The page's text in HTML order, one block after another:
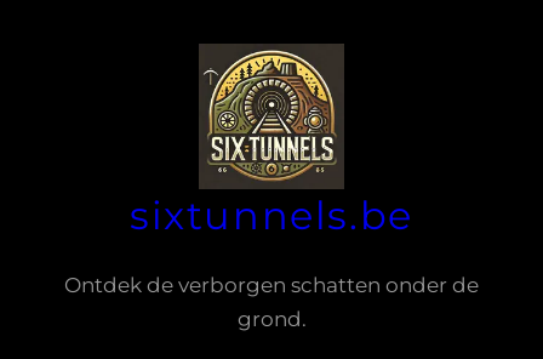
sixtunnels.be
Ontdek de verborgen schatten onder de
grond.